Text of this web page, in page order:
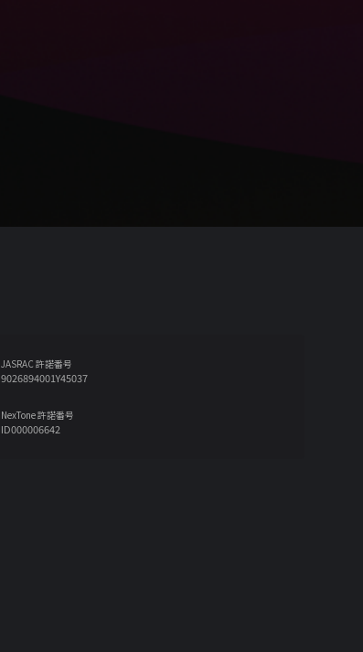
JASRAC 許諾番号
9026894001Y45037
NexTone 許諾番号
ID000006642